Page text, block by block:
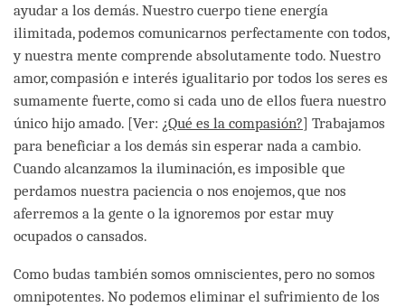
ayudar a los demás. Nuestro cuerpo tiene energía
ilimitada, podemos comunicarnos perfectamente con todos,
y nuestra mente comprende absolutamente todo. Nuestro
amor, compasión e interés igualitario por todos los seres es
sumamente fuerte, como si cada uno de ellos fuera nuestro
único hijo amado. [Ver: ¿Qué es la compasión?] Trabajamos
para beneficiar a los demás sin esperar nada a cambio.
Cuando alcanzamos la iluminación, es imposible que
perdamos nuestra paciencia o nos enojemos, que nos
aferremos a la gente o la ignoremos por estar muy
ocupados o cansados.
Como budas también somos omniscientes, pero no somos
omnipotentes. No podemos eliminar el sufrimiento de los